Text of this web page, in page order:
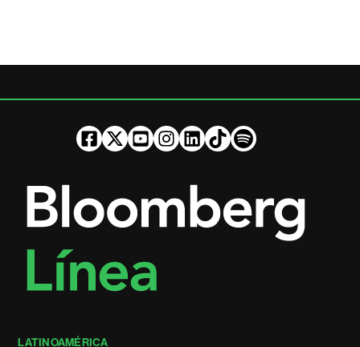
LATINOAMÉRICA